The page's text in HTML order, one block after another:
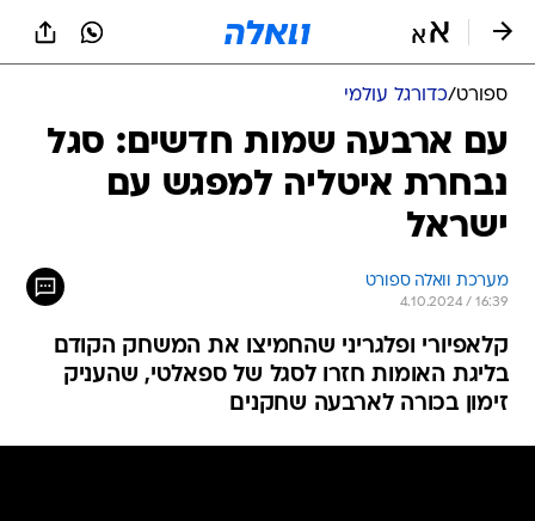
ספורט/כדורגל עולמי
עם ארבעה שמות חדשים: סגל
נבחרת איטליה למפגש עם
ישראל
מערכת וואלה ספורט
4.10.2024 / 16:39
קלאפיורי ופלגריני שהחמיצו את המשחק הקודם
בליגת האומות חזרו לסגל של ספאלטי, שהעניק
זימון בכורה לארבעה שחקנים